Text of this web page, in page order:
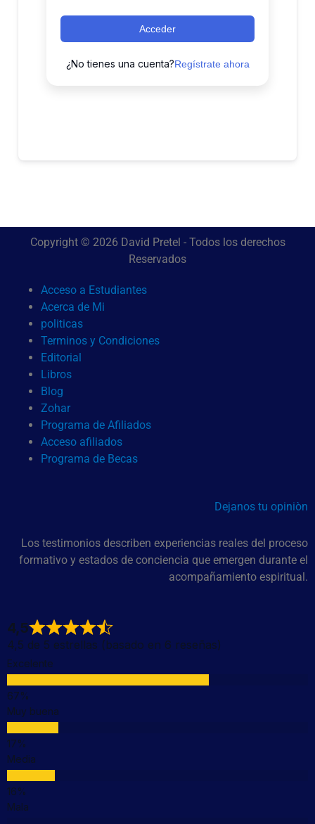
Acceder
¿No tienes una cuenta?Regístrate ahora
Copyright © 2026 David Pretel - Todos los derechos
Reservados
Acceso a Estudiantes
Acerca de Mi
politicas
Terminos y Condiciones
Editorial
Libros
Blog
Zohar
Programa de Afiliados
Acceso afiliados
Programa de Becas
Dejanos tu opiniòn
Los testimonios describen experiencias reales del proceso
formativo y estados de conciencia que emergen durante el
acompañamiento espiritual.
4,5
4,5 de 5 estrellas (basado en 6 reseñas)
Excelente
Muy buena
Media
Mala